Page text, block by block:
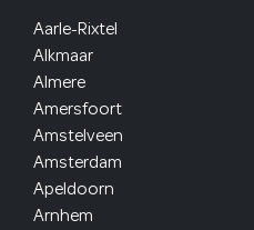
Aarle-Rixtel
Alkmaar
Almere
Amersfoort
Amstelveen
Amsterdam
Apeldoorn
Arnhem